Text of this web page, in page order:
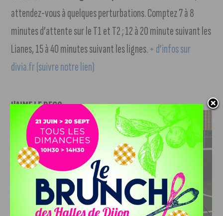
attendez-vous à quelques perturbations. Comptez 7 à 8
minutes d’attente sur le T1 et T2 ; 12 à 20 minute suivant les
Lianes, 15 à 40 minutes suivant les lignes.+ d’infos sur
divia.fr (suivre notre lien)
J'AIME LE DFCO
DFCO : RENCONTRE AVEC PIERRE-HENRI DEBALLON,
L’ARTISAN DE LA MONTÉE EN LIGUE 2